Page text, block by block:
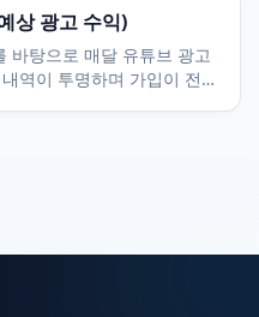
상 광고 수익)
바탕으로 매달 유튜브 광고
역이 투명하며 가입이 전혀